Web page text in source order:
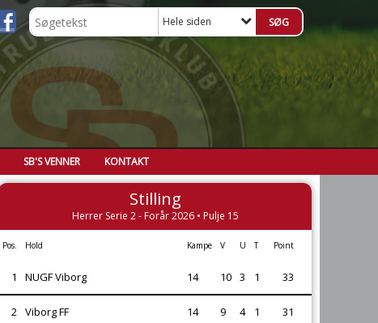
Hele siden
SB'S VENNER KONTAKT
Stilling
Herrer Serie 2 - Forår 2026 • Pulje 15
Pos. Hold Kampe V U T Point
1 NUGF Viborg 14 10 3 1 33
2 Viborg FF 14 9 4 1 31